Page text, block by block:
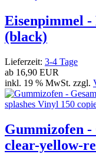
Eisenpimmel
(black)
Lieferzeit: 3-4 Tage
ab 16,90 EUR
inkl. 19 % MwSt. zzgl.
Gummizofen -
clear-yellow-